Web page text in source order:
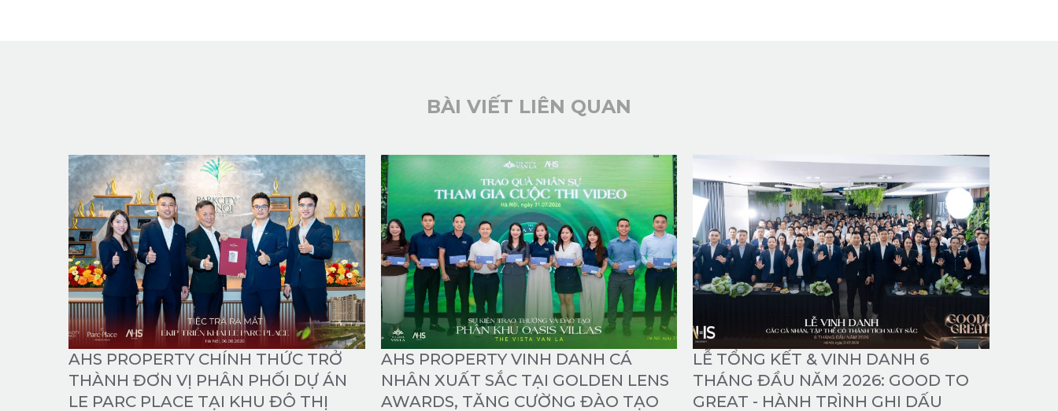
BÀI VIẾT LIÊN QUAN
AHS PROPERTY CHÍNH THỨC TRỞ
THÀNH ĐƠN VỊ PHÂN PHỐI DỰ ÁN
LE PARC PLACE TẠI KHU ĐÔ THỊ
AHS PROPERTY VINH DANH CÁ
NHÂN XUẤT SẮC TẠI GOLDEN LENS
AWARDS, TĂNG CƯỜNG ĐÀO TẠO
LỄ TỔNG KẾT & VINH DANH 6
THÁNG ĐẦU NĂM 2026: GOOD TO
GREAT - HÀNH TRÌNH GHI DẤU